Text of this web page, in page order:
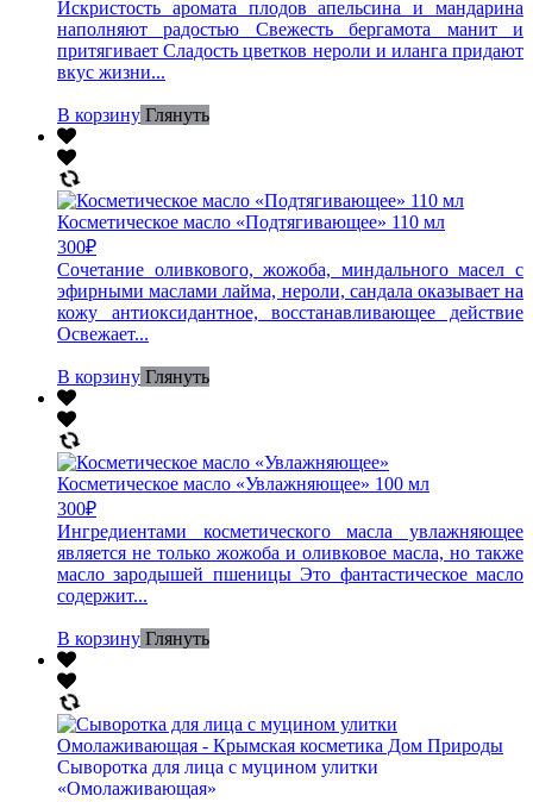
Искристость аромата плодов апельсина и мандарина
наполняют радостью Свежесть бергамота манит и
притягивает Сладость цветков нероли и иланга придают
вкус жизни...
В корзину Глянуть
Косметическое масло «Подтягивающее» 110 мл
300₽
Сочетание оливкового, жожоба, миндального масел с
эфирными маслами лайма, нероли, сандала оказывает на
кожу антиоксидантное, восстанавливающее действие
Освежает...
В корзину Глянуть
Косметическое масло «Увлажняющее» 100 мл
300₽
Ингредиентами косметического масла увлажняющее
является не только жожоба и оливковое масла, но также
масло зародышей пшеницы Это фантастическое масло
содержит...
В корзину Глянуть
Сыворотка для лица с муцином улитки
«Омолаживающая»